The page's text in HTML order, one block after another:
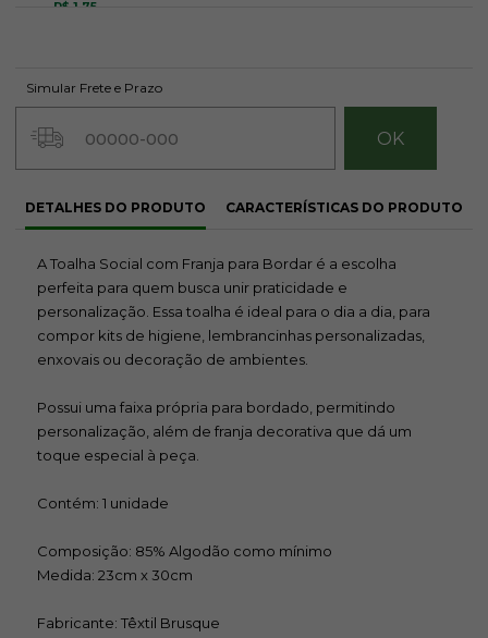
R$ 1,75
Verde Limão
R$ 1,75
Vermelho
R$ 1,75
Laranja
R$ 1,75
Avise-me
quando
chegar!
Simular Frete e Prazo
DETALHES DO PRODUTO CARACTERÍSTICAS DO PRODUTO
A Toalha Social com Franja para Bordar é a escolha
perfeita para quem busca unir praticidade e
personalização. Essa toalha é ideal para o dia a dia, para
compor kits de higiene, lembrancinhas personalizadas,
enxovais ou decoração de ambientes.
Possui uma faixa própria para bordado, permitindo
personalização, além de franja decorativa que dá um
toque especial à peça.
Contém: 1 unidade
Composição: 85% Algodão como mínimo
Medida: 23cm x 30cm
Fabricante: Têxtil Brusque